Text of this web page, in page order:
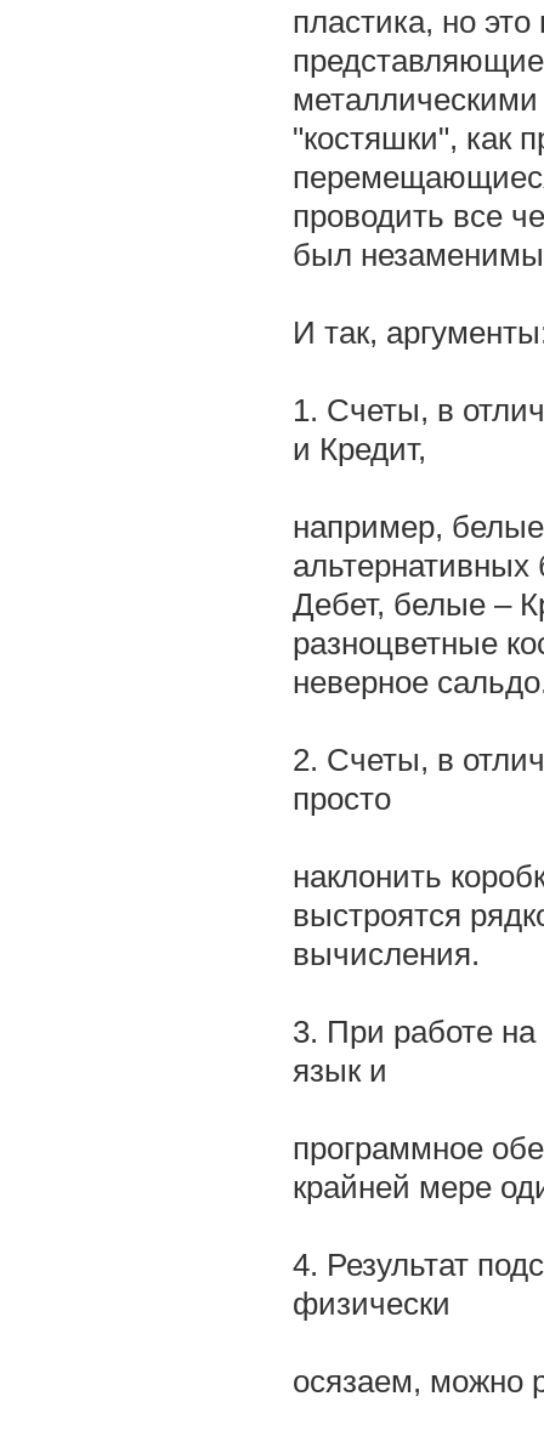
пластика, но
"костяшки", как
проводить все
был
И так,
1. Счеты, в
и Кредит,
например,
альтернативных
Дебет, белые –
разноцветные
неверное
2. Счеты, в
просто
наклонить
выстроятся
вычисления.
3. При работе на
язык и
программное
крайней мере
4. Результат
физически
осязаем, можно